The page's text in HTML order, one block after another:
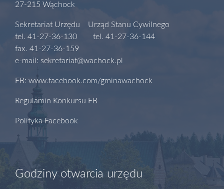
27-215 Wąchock
Sekretariat Urzędu Urząd Stanu Cywilnego
tel. 41-27-36-130 tel. 41-27-36-144
fax. 41-27-36-159
e-mail: sekretariat@wachock.pl
FB: www.facebook.com/gminawachock
Regulamin Konkursu FB
Polityka Facebook
Godziny otwarcia urzędu